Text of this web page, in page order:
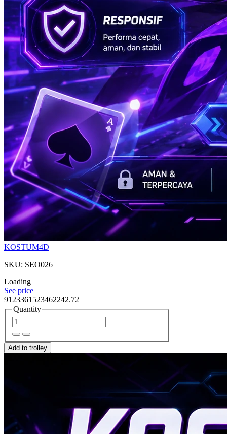
KOSTUM4D
SKU: SEO026
Loading
See price
9123361523462242.72
Quantity
Add to trolley